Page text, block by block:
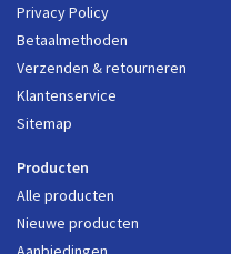
Privacy Policy
Betaalmethoden
Verzenden & retourneren
Klantenservice
Sitemap
Producten
Alle producten
Nieuwe producten